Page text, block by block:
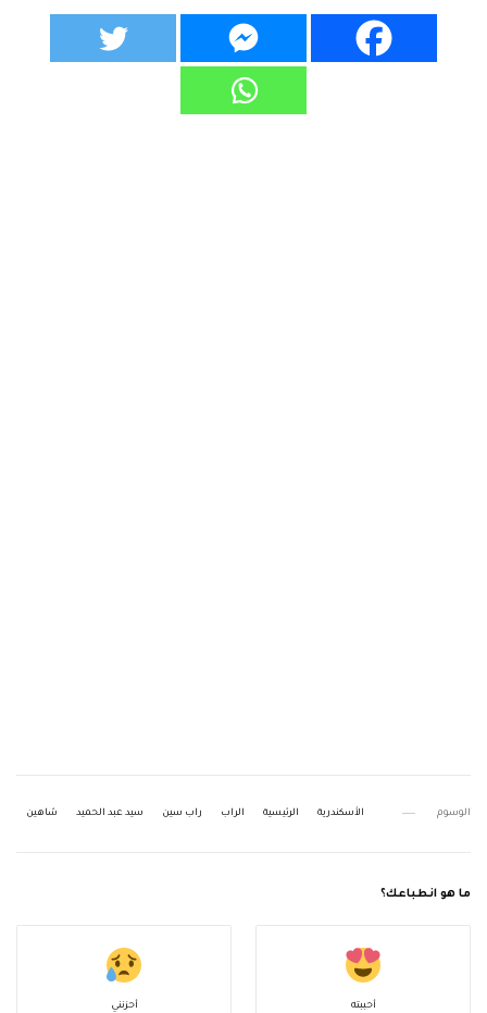
الوسوم الأسكندرية الرئيسية الراب راب سين سيد عبد الحميد شاهين
ما هو انطباعك؟
أحببته أحزنني